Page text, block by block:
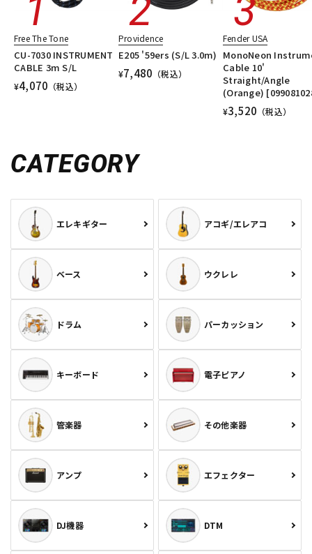
Free The Tone
CU-7030 INSTRUMENT
CABLE 3m S/L
¥4,070 （税込）
Providence
E205 '59ers (S/L 3.0m)
¥7,480 （税込）
Fender USA
MonoNeon
Cable 10'
Straight/Angle
(Orange)
¥3,520 （税込）
CATEGORY
エレキギター アコギ/エレアコ
ベース ウクレレ
ドラム パーカッション
キーボード 電子ピアノ
管楽器 その他楽器
アンプ エフェクター
DJ機器 DTM